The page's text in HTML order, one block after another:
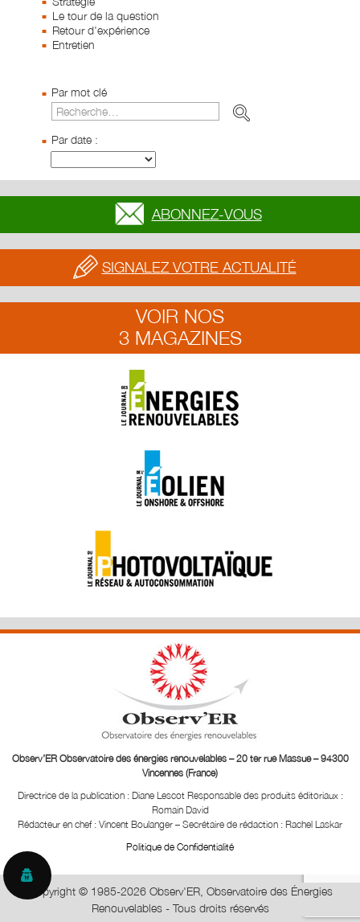
Le tour de la question
Retour d'expérience
Entretien
Par mot clé
Par date :
ABONNEZ-VOUS
SIGNALEZ VOTRE ACTUALITÉ
VOIR NOS
3 MAGAZINES
Observ’ER Observatoire des énergies renouvelables – 20 ter rue Massue – 94300
Vincennes (France)
Directrice de la publication : Diane Lescot Responsable des produits éditoriaux :
Romain David
Rédacteur en chef : Vincent Boulanger – Secrétaire de rédaction : Rachel Laskar
Politique de Confidentialité
Copyright © 1985-2026 Observ'ER, Observatoire des Énergies
Renouvelables - Tous droits réservés